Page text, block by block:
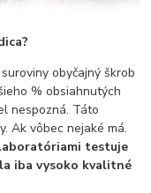
obyčajný škrob
% obsiahnutých
nespozná. Táto
Ak vôbec nejaké má.
laboratóriami testuje
iba vysoko kvalitné